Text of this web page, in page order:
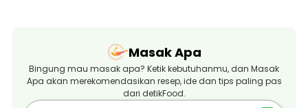
Masak Apa
Bingung mau masak apa? Ketik kebutuhanmu, dan Masak
Apa akan merekomendasikan resep, ide dan tips paling pas
dari detikFood.